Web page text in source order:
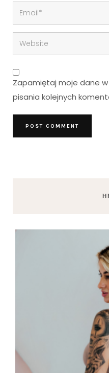
Zapamiętaj moje dane
pisania kolejnych